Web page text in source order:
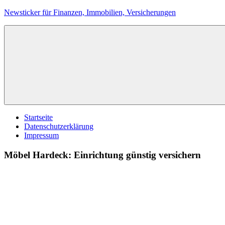
Zum
Newsticker für Finanzen, Immobilien, Versicherungen
Startseite
Datenschutzerklärung
Impressum
Möbel Hardeck: Einrichtung günstig versichern